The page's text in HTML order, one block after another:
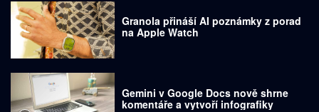
Granola přináší AI poznámky z porad
na Apple Watch
Gemini v Google Docs nově shrne
komentáře a vytvoří infografiky